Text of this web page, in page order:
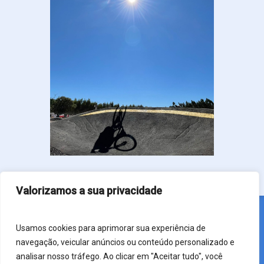
Valorizamos a sua privacidade
Usamos cookies para aprimorar sua experiência de
navegação, veicular anúncios ou conteúdo personalizado e
analisar nosso tráfego. Ao clicar em "Aceitar tudo", você
parceria com a entidade local, que